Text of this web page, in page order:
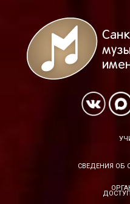
СВЕДЕНИЯ ОБ